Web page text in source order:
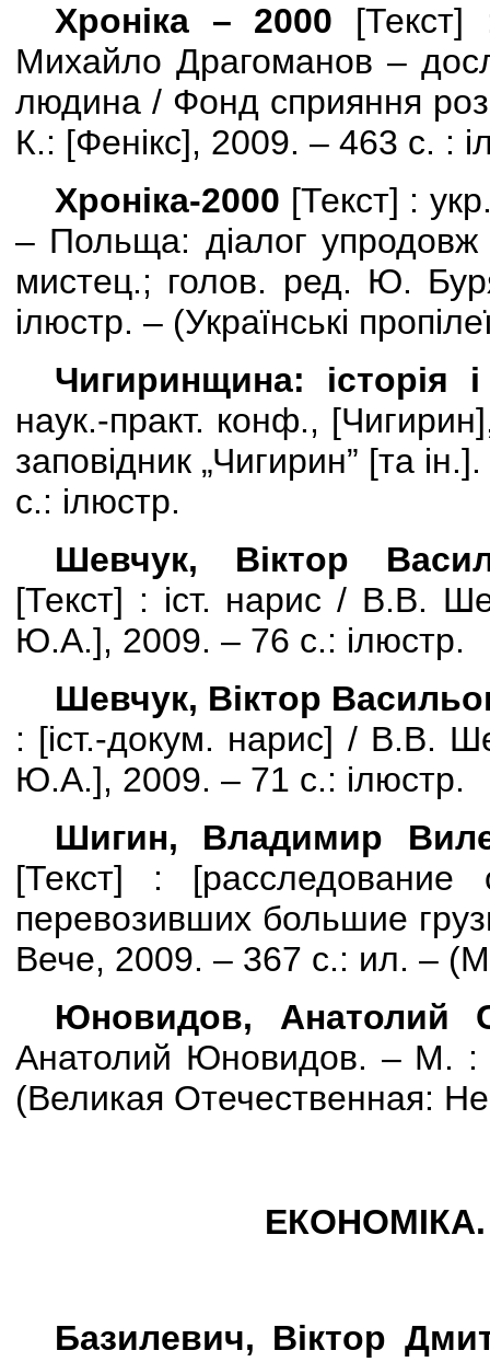
Хроніка – 2000
[Текст]
Михайло Драгоманов –
людина / Фонд сприяння
К.: [Фенікс], 2009. – 463 с. :
Хроніка-2000 [Текст] :
– Польща: діалог упродовж
мистец.; голов. ред. Ю.
ілюстр. – (Українські
Чигиринщина: історія
наук.-практ. конф.,
заповідник „Чигирин” [та ін.]
с.: ілюстр.
Шевчук, Віктор
[Текст] : іст. нарис / В.В.
Ю.А.], 2009. – 76 с.: ілюстр.
Шевчук, Віктор
: [іст.-докум. нарис] / В.В.
Ю.А.], 2009. – 71 с.: ілюстр.
Шигин, Владимир
[Текст] : [расследование
перевозивших большие
Вече, 2009. – 367 с.: ил. –
Юновидов, Анатолий
Анатолий Юновидов. – М.
(Великая Отечественная:
Базилевич, Віктор